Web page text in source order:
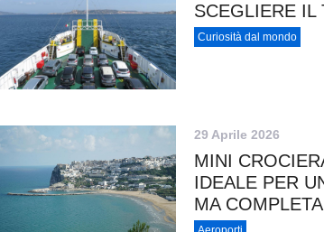
SCEGLIERE IL
Curiosità dal mondo
29 Aprile 2026
MINI
IDEALE PER
MA COMPLETA